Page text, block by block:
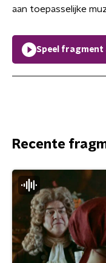
aan toepasselijke
Speel fragment
Recente